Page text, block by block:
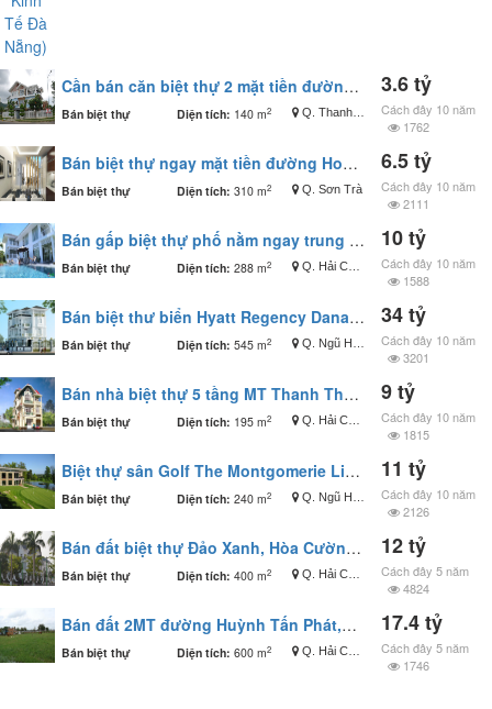
Cần bán căn biệt thự 2 mặt tiền đường 5m5, khu COSEVCO KỲ ĐỒNG
Bán biệt thự Diện tích: 140 m2 Q. Thanh Khê
3.6 tỷ
Cách đây 10 năm
1762
Bán biệt thự ngay mặt tiền đường Hoàng Bích Sơn. T/P Đà nẵng.
Bán biệt thự Diện tích: 310 m2 Q. Sơn Trà
6.5 tỷ
Cách đây 10 năm
2111
Bán gấp biệt thự phố nằm ngay trung tâm đường Lê Lợi
Bán biệt thự Diện tích: 288 m2 Q. Hải Châu
10 tỷ
Cách đây 10 năm
1588
Bán biệt thư biển Hyatt Regency Danang Residences
Bán biệt thự Diện tích: 545 m2 Q. Ngũ Hành Sơn
34 tỷ
Cách đây 10 năm
3201
Bán nhà biệt thự 5 tầng MT Thanh Thuỷ, Hải Châu, ĐN
Bán biệt thự Diện tích: 195 m2 Q. Hải Châu
9 tỷ
Cách đây 10 năm
1815
Biệt thự sân Golf The Montgomerie Link, 2 tầng nhỏ gọn
Bán biệt thự Diện tích: 240 m2 Q. Ngũ Hành Sơn
11 tỷ
Cách đây 10 năm
2126
Bán đất biệt thự Đảo Xanh, Hòa Cường, Hải Châu Đà Nẵng
Bán biệt thự Diện tích: 400 m2 Q. Hải Châu
12 tỷ
Cách đây 5 năm
4824
Bán đất 2MT đường Huỳnh Tấn Phát,q. Hải Châu, Đà Nẵng
Bán biệt thự Diện tích: 600 m2 Q. Hải Châu
17.4 tỷ
Cách đây 5 năm
1746